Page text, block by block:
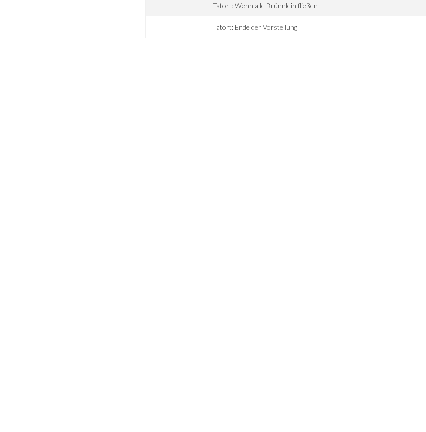
Tatort: Wenn alle Brünnlein fließen
Tatort: Ende der Vorstellung